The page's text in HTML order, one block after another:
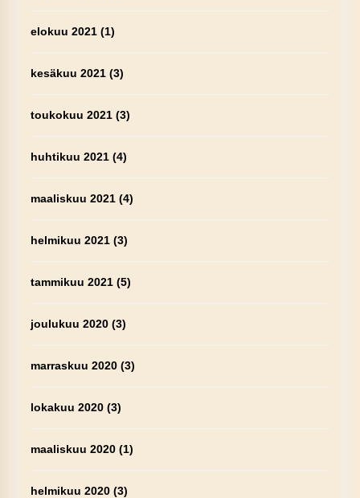
elokuu 2021(1)
kesäkuu 2021(3)
toukokuu 2021(3)
huhtikuu 2021(4)
maaliskuu 2021(4)
helmikuu 2021(3)
tammikuu 2021(5)
joulukuu 2020(3)
marraskuu 2020(3)
lokakuu 2020(3)
maaliskuu 2020(1)
helmikuu 2020(3)